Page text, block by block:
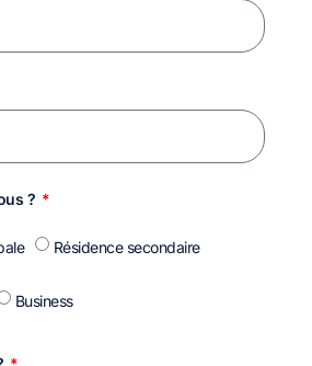
?
Résidence secondaire
Business